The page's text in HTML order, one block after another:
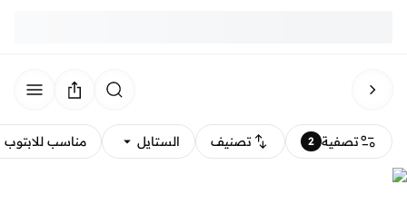
تصفية 2 تصنيف الستايل مناسب للابتوب